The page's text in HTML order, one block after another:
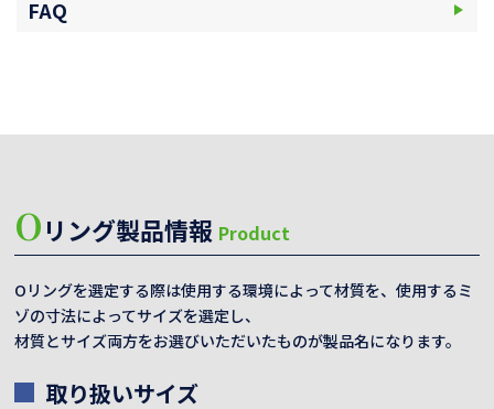
FAQ
Oリング製品情報 Product
Oリングを選定する際は使用する環境によって材質を、使用するミ
ゾの寸法によってサイズを選定し、
材質とサイズ両方をお選びいただいたものが製品名になります。
取り扱いサイズ